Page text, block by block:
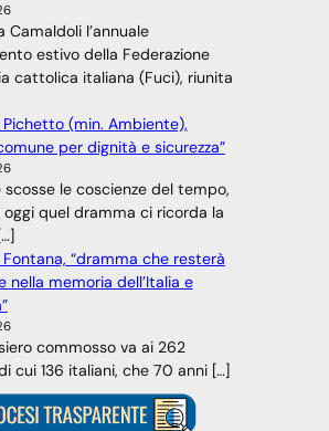
Camaldoli l’annuale
estivo della Federazione
cattolica italiana (Fuci), riunita
Pichetto (min. Ambiente),
per dignità e sicurezza”
scosse le coscienze del tempo,
oggi quel dramma ci ricorda la
Fontana, “dramma che resterà
nella memoria dell’Italia e
commosso va ai 262
cui 136 italiani, che 70 anni […]